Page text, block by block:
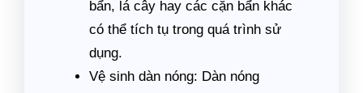
bẩn, lá cây hay các cặn bẩn khác
có thể tích tụ trong quá trình sử
dụng.
Vệ sinh dàn nóng: Dàn nóng